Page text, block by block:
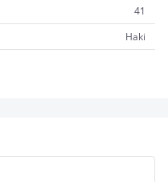
41
Haki